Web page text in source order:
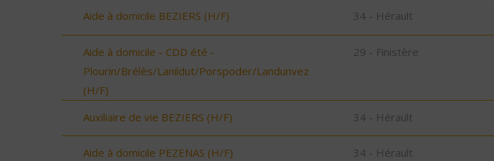
Aide à domicile BEZIERS (H/F) 34 - Hérault
Aide à domicile - CDD été -
Plourin/Brélès/Lanildut/Porspoder/Landunvez
(H/F)
29 - Finistère
Auxiliaire de vie BEZIERS (H/F) 34 - Hérault
Aide à domicile PEZENAS (H/F) 34 - Hérault